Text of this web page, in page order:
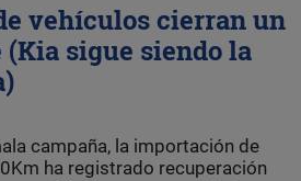
vehículos cierran un
sigue siendo la
campaña, la importación de
ha registrado recuperación